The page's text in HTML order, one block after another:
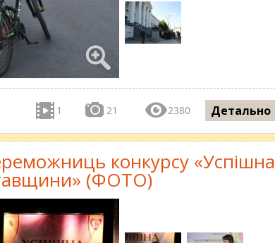
1 21 2380 Детально
конкурсу «Успішна
(ФОТО)